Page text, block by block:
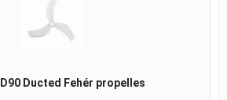
Ducted Fehér propelles